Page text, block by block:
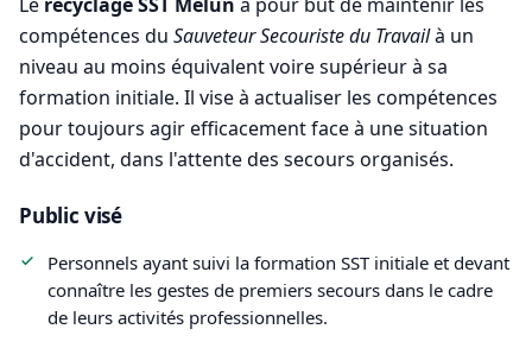
compétences du Sauveteur Secouriste du Travailà un
niveau au moins équivalent voire supérieur à sa
formation initiale. Il vise à actualiser les compétences
pour toujours agir efficacement face à une situation
d'accident, dans l'attente des secours organisés.
Public visé
Personnels ayant suivi la formation SST initiale et devant
connaître les gestes de premiers secours dans le cadre
de leurs activités professionnelles.